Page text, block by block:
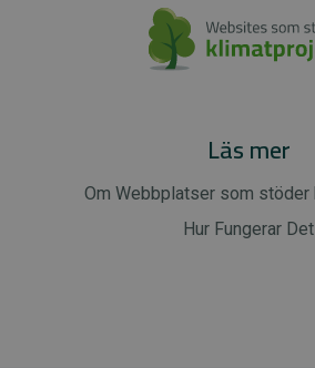
Läs mer
Om Webbplatser som stöder
Hur Fungerar Det